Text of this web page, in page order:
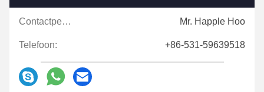
Contactpersonen: Mr. Happle Hoo
Telefoon: +86-531-59639518